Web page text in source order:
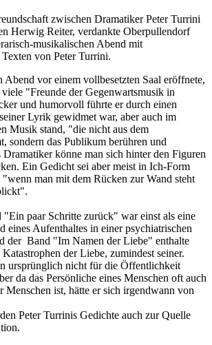
zwischen Dramatiker Peter Turrini
Herwig Reiter, verdankte Oberpullendorf
musikalischen Abend mit
von Peter Turrini.
vor einem vollbesetzten Saal eröffnete,
"Freunde der Gegenwartsmusik in
und humorvoll führte er durch einen
Lyrik gewidmet war, aber auch im
Musik stand, "die nicht aus dem
sondern das Publikum berühren und
könne man sich hinter den Figuren
Ein Gedicht sei aber meist in Ich-Form
"wenn man mit dem Rücken zur Wand steht
paar Schritte zurück" war einst als eine
eines Aufenthaltes in einer psychiatrischen
der Band "Im Namen der Liebe" enthalte
der Liebe, zumindest seiner.
ursprünglich nicht für die Öffentlichkeit
da das Persönliche eines Menschen oft auch
Menschen ist, hätte er sich irgendwann von
Peter Turrinis Gedichte auch zur Quelle